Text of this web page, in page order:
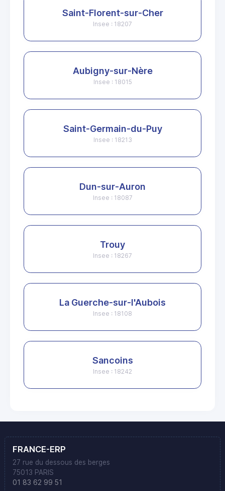
Saint-Florent-sur-Cher
Insee : 18207
Aubigny-sur-Nère
Insee : 18015
Saint-Germain-du-Puy
Insee : 18213
Dun-sur-Auron
Insee : 18087
Trouy
Insee : 18267
La Guerche-sur-l'Aubois
Insee : 18108
Sancoins
Insee : 18242
FRANCE-ERP
27 rue du dessous des berges
75013 PARIS
01 83 62 99 51